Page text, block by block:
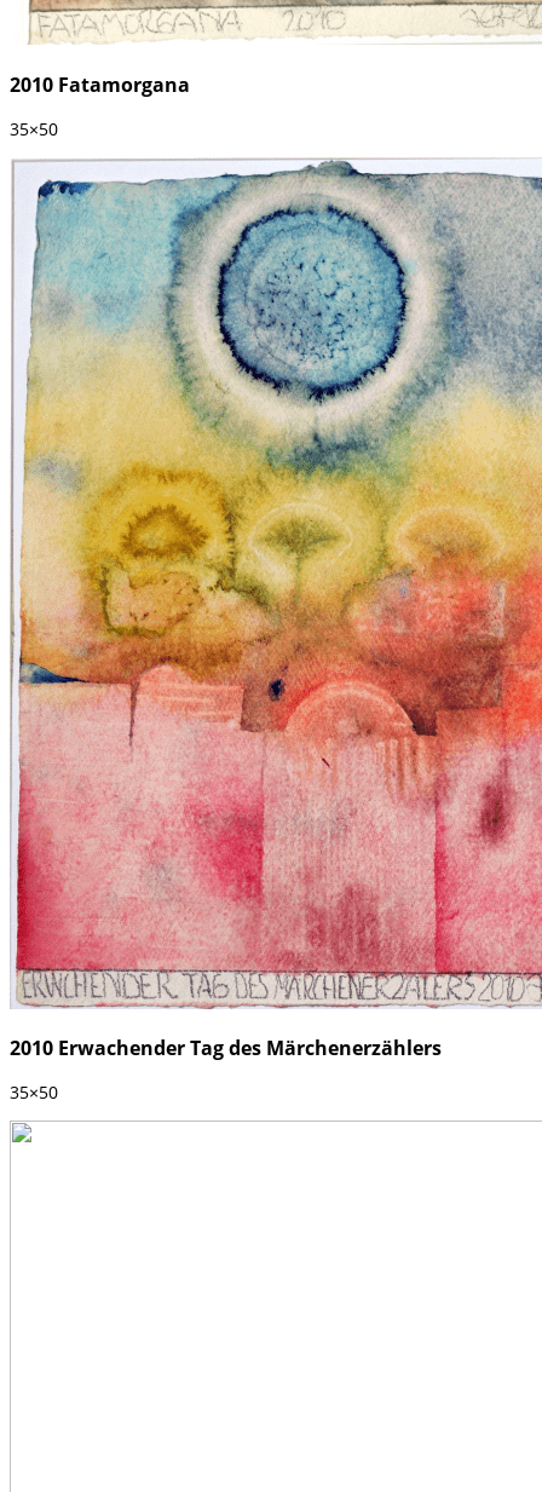
2010 Fatamorgana
35×50
2010 Erwachender Tag des Märchenerzählers
35×50